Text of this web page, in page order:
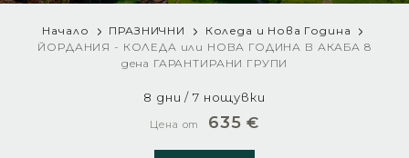
Начало ПРАЗНИЧНИ
Коледа и Нова Година
ЙОРДАНИЯ - КОЛЕДА или НОВА ГОДИНА В АКАБА 8
дена ГАРАНТИРАНИ ГРУПИ
8 дни / 7 нощувки
Цена от 635 €